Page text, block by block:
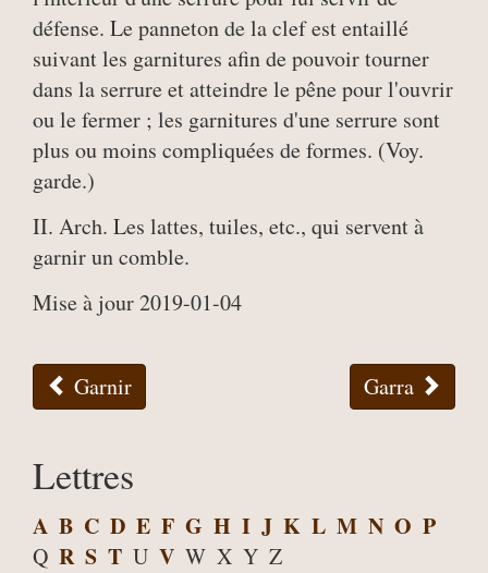
défense. Le panneton de la clef est entaillé
suivant les garnitures afin de pouvoir tourner
dans la serrure et atteindre le pêne pour l'ouvrir
ou le fermer ; les garnitures d'une serrure sont
plus ou moins compliquées de formes. (Voy.
garde.)
II. Arch. Les lattes, tuiles, etc., qui servent à
garnir un comble.
Mise à jour 2019-01-04
Garnir Garra
Lettres
A B C D E F G H I J K L M N O P
Q R S T U V W X Y Z